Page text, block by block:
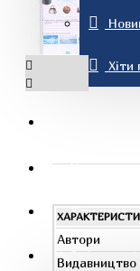
Рон
Хіти
Новинки
Хіти
Автори
Видавництво